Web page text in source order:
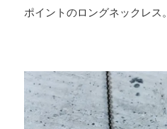
ポイントのロングネックレス。